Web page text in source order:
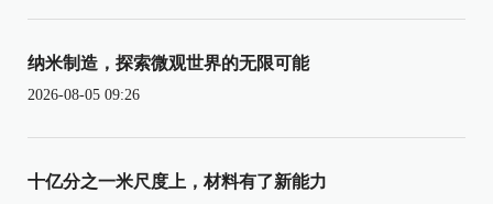
纳米制造，探索微观世界的无限可能
2026-08-05 09:26
十亿分之一米尺度上，材料有了新能力